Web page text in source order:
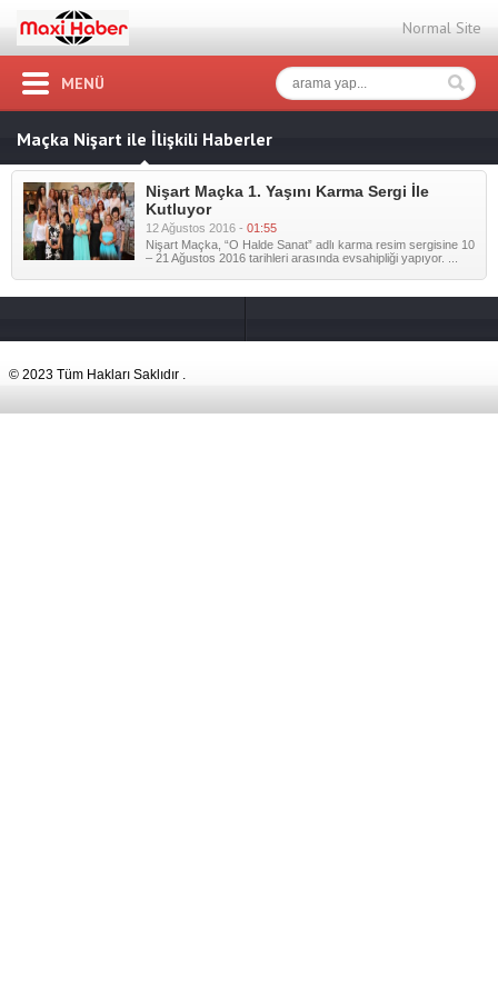
Normal Site
MENÜ
Maçka Nişart ile İlişkili Haberler
Nişart Maçka 1. Yaşını Karma Sergi İle
Kutluyor
12 Ağustos 2016 - 01:55
Nişart Maçka, “O Halde Sanat” adlı karma resim sergisine 10
– 21 Ağustos 2016 tarihleri arasında evsahipliği yapıyor. ...
© 2023 Tüm Hakları Saklıdır .